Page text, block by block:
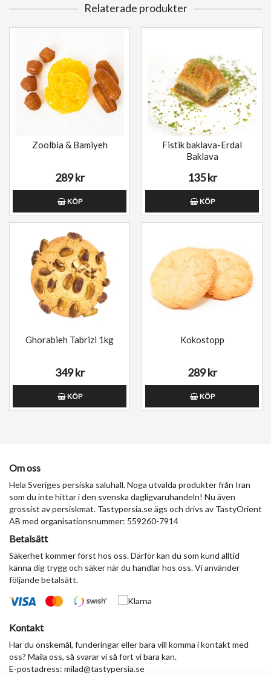
Relaterade produkter
Zoolbia & Bamiyeh
289 kr
KÖP
Fistik baklava-Erdal
Baklava
135 kr
KÖP
Ghorabieh Tabrizi 1kg
349 kr
KÖP
Kokostopp
289 kr
KÖP
Om oss
Hela Sveriges persiska saluhall. Noga utvalda produkter från Iran
som du inte hittar i den svenska dagligvaruhandeln! Nu även
grossist av persiskmat. Tastypersia.se ägs och drivs av TastyOrient
AB med organisationsnummer: 559260-7914
Betalsätt
Säkerhet kommer först hos oss. Därför kan du som kund alltid
känna dig trygg och säker när du handlar hos oss. Vi använder
följande betalsätt.
Kontakt
Har du önskemål, funderingar eller bara vill komma i kontakt med
oss? Maila oss, så svarar vi så fort vi bara kan.
E-postadress: milad@tastypersia.se